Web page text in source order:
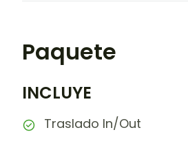
Paquete
INCLUYE
Traslado In/Out